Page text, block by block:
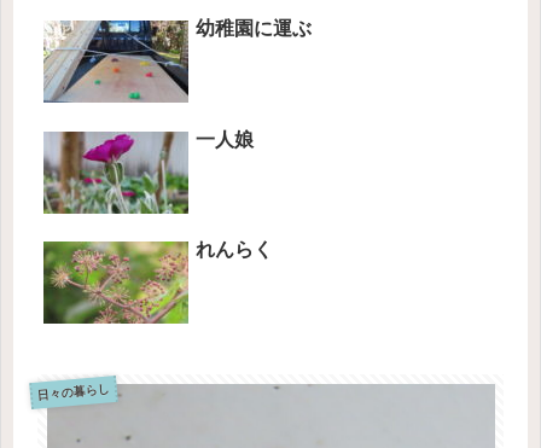
幼稚園に運ぶ
一人娘
れんらく
日々の暮らし